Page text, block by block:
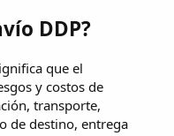
DDP?
que el
y costos de
transporte,
de destino, entrega